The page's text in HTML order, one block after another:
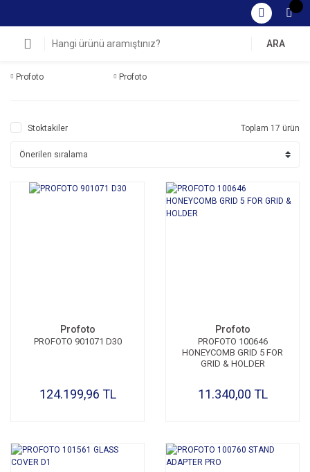
ARA
Profoto Profoto
Stoktakiler Toplam 17 ürün
Profoto
PROFOTO 901071 D30
124.199,96 TL
Profoto
PROFOTO 100646
HONEYCOMB GRID 5 FOR
GRID & HOLDER
11.340,00 TL